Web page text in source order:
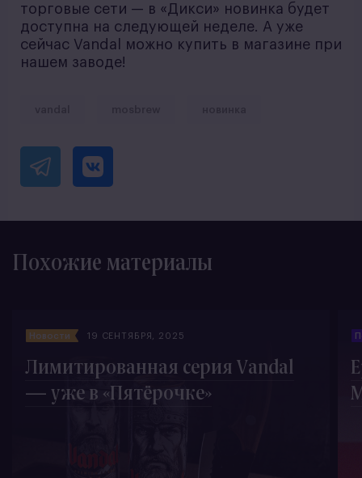
торговые сети — в «Дикси» новинка будет
доступна на следующей неделе. А уже
сейчас Vandal можно купить в магазине при
нашем заводе!
Похожие материалы
Новости 19 СЕНТЯБРЯ, 2025
Лимитированная серия Vandal
— уже в «Пятёрочке»